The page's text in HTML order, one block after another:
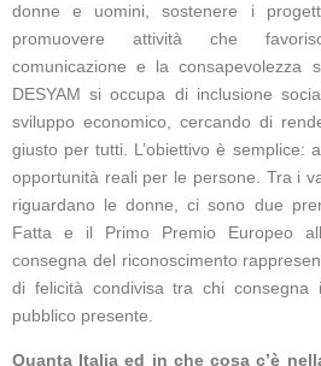
donne e uomini, sostenere i
promuovere attività che
comunicazione e la consapevolezza
DESYAM si occupa di inclusione
sviluppo economico, cercando di
giusto per tutti. L’obiettivo è semplice:
opportunità reali per le persone. Tra i
riguardano le donne, ci sono due
Fatta e il Primo Premio Europeo
consegna del riconoscimento
di felicità condivisa tra chi
pubblico presente.
Quanta Italia ed in che cosa c’è